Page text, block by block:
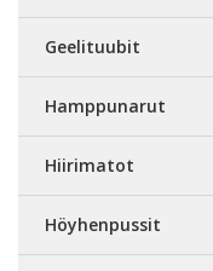
Geelituubit
Hamppunarut
Hiirimatot
Höyhenpussit